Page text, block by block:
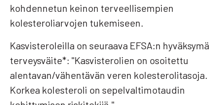
kohdennetun keinon terveellisempien
kolesteroliarvojen tukemiseen.
Kasvisteroleilla on seuraava EFSA:n hyväksymä
terveysväite*: "Kasvisterolien on osoitettu
alentavan/vähentävän veren kolesterolitasoja.
Korkea kolesteroli on sepelvaltimotaudin